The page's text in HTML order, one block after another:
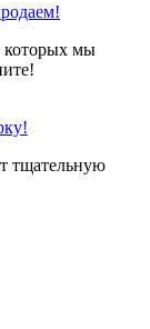
которых мы
тщательную